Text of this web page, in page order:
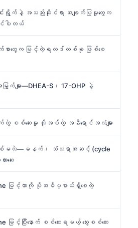
က်နဲ့ အသည်းဆိုင်ရာ အချက်ပြမှုတွေက
င်ပါတယ်
ည့်စွက်စာတွေက မြင့်တဲ့ရလဒ်တစ်ခု ဖြစ်စေ
များ—DHEA-S၊ 17-OHP နဲ့
တွဲ စစ်ဆေးမှု လိုအပ်တဲ့ အနီရောင်အလံများ
မလဲ—မနက်၊ သံသရာအဆင့် (cycle
ဆေး
မြင့်တာကို ပိုအဓိပ္ပာယ်ရှိစေတဲ့
မြင့်ပြီးနောက် စစ်ဆေးရမယ့် သွေးစစ်ဆေး